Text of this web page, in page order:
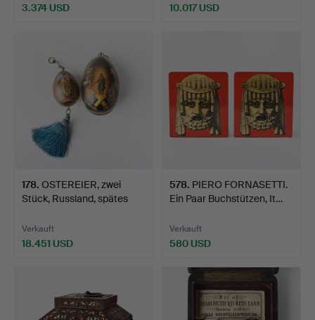
3.374 USD
10.017 USD
178. OSTEREIER, zwei
Stück, Russland, spätes
Verkauft
18.451 USD
578. PIERO FORNASETTI.
Ein Paar Buchstützen, It…
Verkauft
580 USD